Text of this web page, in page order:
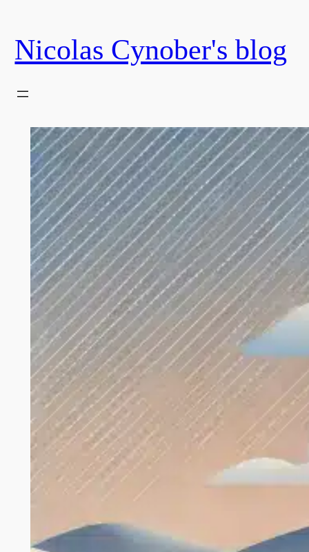
content
Nicolas Cynober's blog